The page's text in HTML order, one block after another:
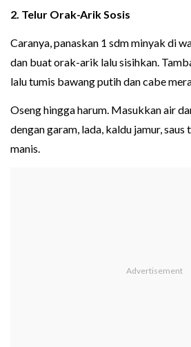
2. Telur Orak-Arik Sosis
Caranya, panaskan 1 sdm minyak di
dan buat orak-arik lalu sisihkan.
lalu tumis bawang putih dan cabe
Oseng hingga harum. Masukkan air
dengan garam, lada, kaldu jamur, saus
manis.